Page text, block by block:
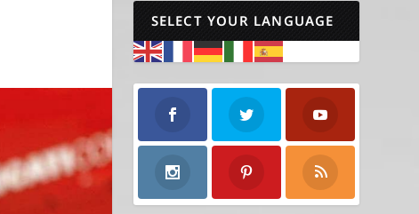
SELECT YOUR LANGUAGE